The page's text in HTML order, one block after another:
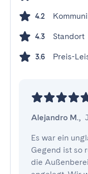
4.2
4.3 Standort
3.6 Preis-
Alejandro M.,
Es war ein
Gegend ist so
die